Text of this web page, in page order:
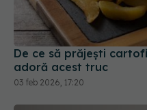
De ce să prăjești
adoră acest truc
03 feb 2026, 17:20